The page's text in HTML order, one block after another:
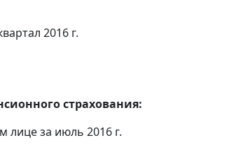
2016 г.
страхования:
лице за июль 2016 г.